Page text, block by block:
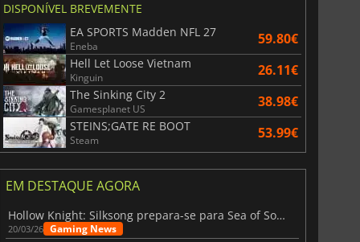
DISPONÍVEL BREVEMENTE
EA SPORTS Madden NFL 27
Eneba 59.80€
Hell Let Loose Vietnam
Kinguin 26.11€
The Sinking City 2
Gamesplanet US 38.98€
STEINS;GATE RE BOOT
Steam 53.99€
EM DESTAQUE AGORA
Hollow Knight: Silksong prepara-se para Sea of Sorrow com um patch
20/03/26 Gaming News